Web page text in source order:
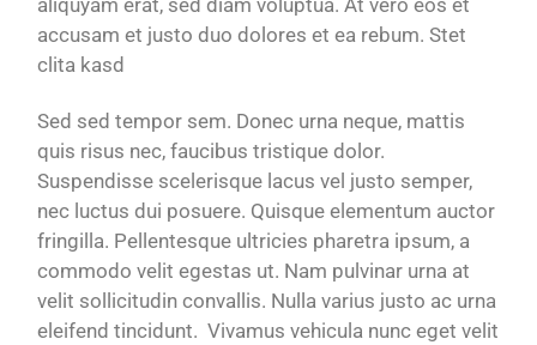
aliquyam erat, sed diam voluptua. At vero eos et
accusam et justo duo dolores et ea rebum. Stet
clita kasd
Sed sed tempor sem. Donec urna neque, mattis
quis risus nec, faucibus tristique dolor.
Suspendisse scelerisque lacus vel justo semper,
nec luctus dui posuere. Quisque elementum auctor
fringilla. Pellentesque ultricies pharetra ipsum, a
commodo velit egestas ut. Nam pulvinar urna at
velit sollicitudin convallis. Nulla varius justo ac urna
eleifend tincidunt. Vivamus vehicula nunc eget velit